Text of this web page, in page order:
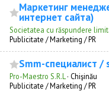
Маркетинг
интернет сайта)
Societatea cu răspundere
Publicitate / Marketing / PR
Smm-специалист
Pro-Maestro S.R.L · Chişinău
Publicitate / Marketing / PR